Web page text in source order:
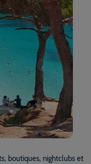
boutiques, nightclubs et